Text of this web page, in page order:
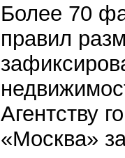
Более 70
правил
Агентству
«Москва»